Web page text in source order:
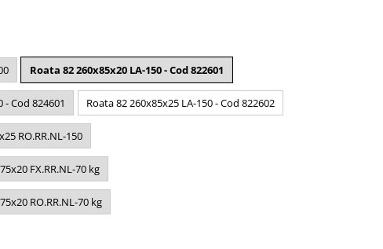
Roata 82 260x85x20 LA-150 - Cod 822601
- Cod 824601 Roata 82 260x85x25 LA-150 - Cod 822602
RO.RR.NL-150
FX.RR.NL-70 kg
RO.RR.NL-70 kg